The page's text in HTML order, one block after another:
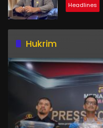
Headlines
Hukrim